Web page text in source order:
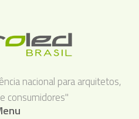
nacional para arquitetos,
consumidores"